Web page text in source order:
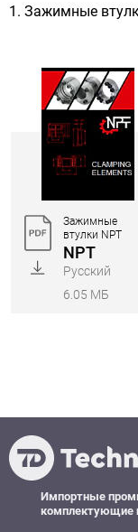
1. Зажимные
Зажимные
втулки NPT
NPT
Русский
6.05 МБ
Импортные
комплектующие